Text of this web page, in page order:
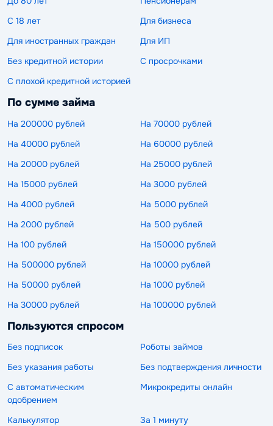
С 18 лет
Для бизнеса
Для иностранных граждан
Для ИП
Без кредитной истории
С просрочками
С плохой кредитной историей
По сумме займа
На 200000 рублей
На 70000 рублей
На 40000 рублей
На 60000 рублей
На 20000 рублей
На 25000 рублей
На 15000 рублей
На 3000 рублей
На 4000 рублей
На 5000 рублей
На 2000 рублей
На 500 рублей
На 100 рублей
На 150000 рублей
На 500000 рублей
На 10000 рублей
На 50000 рублей
На 1000 рублей
На 30000 рублей
На 100000 рублей
Пользуются спросом
Без подписок
Роботы займов
Без указания работы
Без подтверждения личности
С автоматическим
одобрением
Микрокредиты онлайн
Калькулятор
За 1 минуту